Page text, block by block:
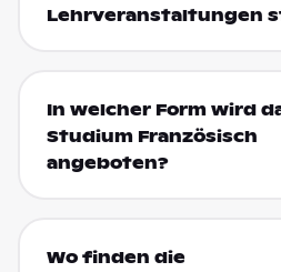
Lehrveranstaltungen
In welcher Form wird
Studium Französisch
angeboten?
Wo finden die